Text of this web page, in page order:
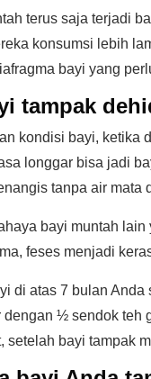
terus saja terjadi
konsumsi lebih
bayi yang
tampak
kondisi bayi, ketika
longgar bisa jadi
tanpa air mata
bayi muntah
feses menjadi
di atas 7 bulan
dengan ½ sendok teh
setelah bayi tampak